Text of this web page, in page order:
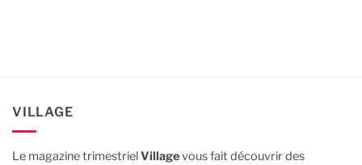
VILLAGE
Le magazine trimestrielVillagevous fait découvrir des